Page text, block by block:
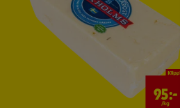
95:-
/kg